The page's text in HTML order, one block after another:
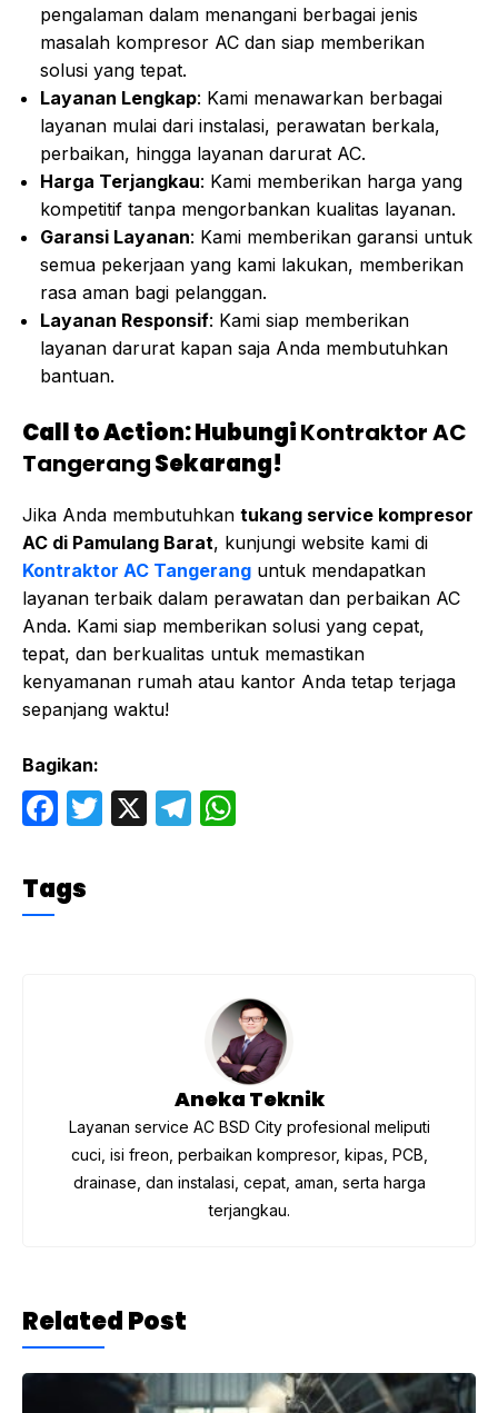
pengalaman dalam menangani berbagai jenis
masalah kompresor AC dan siap memberikan
solusi yang tepat.
Layanan Lengkap: Kami menawarkan berbagai
layanan mulai dari instalasi, perawatan berkala,
perbaikan, hingga layanan darurat AC.
Harga Terjangkau: Kami memberikan harga yang
kompetitif tanpa mengorbankan kualitas layanan.
Garansi Layanan: Kami memberikan garansi untuk
semua pekerjaan yang kami lakukan, memberikan
rasa aman bagi pelanggan.
Layanan Responsif: Kami siap memberikan
layanan darurat kapan saja Anda membutuhkan
bantuan.
Call to Action: HubungiKontraktor AC
TangerangSekarang!
Jika Anda membutuhkan tukang service kompresor
AC di Pamulang Barat, kunjungi website kami di
Kontraktor AC Tangerang untuk mendapatkan
layanan terbaik dalam perawatan dan perbaikan AC
Anda. Kami siap memberikan solusi yang cepat,
tepat, dan berkualitas untuk memastikan
kenyamanan rumah atau kantor Anda tetap terjaga
sepanjang waktu!
Bagikan:
F
c
e
T
X
T
p
Tags
Aneka Teknik
Layanan service AC BSD City profesional meliputi
cuci, isi freon, perbaikan kompresor, kipas, PCB,
drainase, dan instalasi, cepat, aman, serta harga
terjangkau.
Related Post